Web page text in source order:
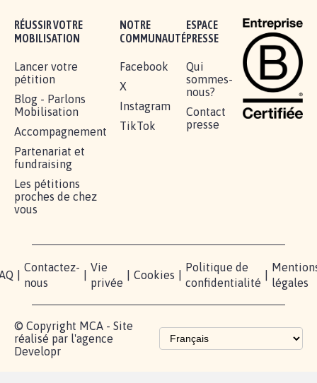
RÉUSSIR VOTRE
MOBILISATION
Lancer votre
pétition
Blog - Parlons
Mobilisation
Accompagnement
Partenariat et
fundraising
Les pétitions
proches de chez
vous
NOTRE
COMMUNAUTÉ
Facebook
X
Instagram
TikTok
ESPACE
PRESSE
Qui
sommes-
nous?
Contact
presse
Contactez-
nous
Vie
privée
Cookies
Politique de
confidentialité
légales
© Copyright MCA - Site
réalisé par l'agence
Developr